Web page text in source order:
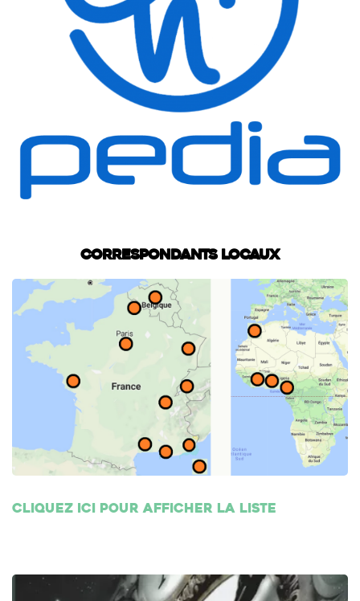
Correspondants locaux
Cliquez ici pour afficher la liste